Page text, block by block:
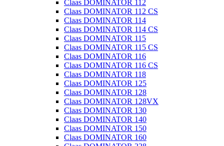
Claas DOMINATOR 112
Claas DOMINATOR 112 CS
Claas DOMINATOR 114
Claas DOMINATOR 114 CS
Claas DOMINATOR 115
Claas DOMINATOR 115 CS
Claas DOMINATOR 116
Claas DOMINATOR 116 CS
Claas DOMINATOR 118
Claas DOMINATOR 125
Claas DOMINATOR 128
Claas DOMINATOR 128VX
Claas DOMINATOR 130
Claas DOMINATOR 140
Claas DOMINATOR 150
Claas DOMINATOR 160